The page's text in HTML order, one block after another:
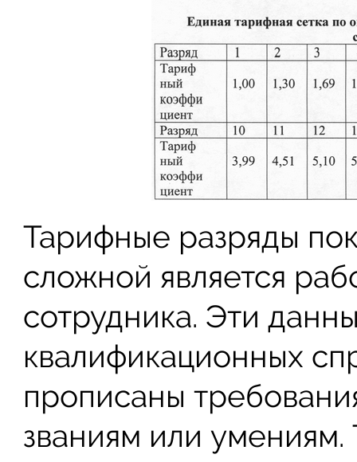
Тарифные разряды
сложной является
сотрудника. Эти
квалификационных
прописаны
званиям или умениям.